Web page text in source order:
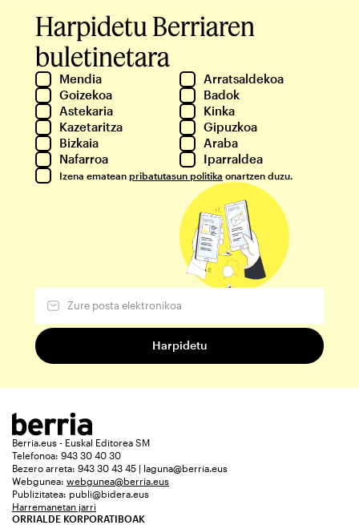
Harpidetu Berriaren
buletinetara
Mendia
Arratsaldekoa
Goizekoa
Badok
Astekaria
Kinka
Kazetaritza
Gipuzkoa
Bizkaia
Araba
Nafarroa
Iparraldea
Izena ematean pribatutasun politika onartzen duzu.
Berria.eus - Euskal Editorea SM
Telefonoa: 943 30 40 30
Bezero arreta: 943 30 43 45 | laguna@berria.eus
Webgunea: webgunea@berria.eus
Publizitatea: publi@bidera.eus
Harremanetan jarri
ORRIALDE KORPORATIBOAK